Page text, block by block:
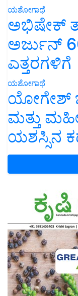
ಯಶೋಗಾಥೆ
ಅಭಿಷೇಕ್
ಅರ್ಜುನ್
ಎತ್ತರಗಳಿಗೆ
ಯಶೋಗಾಥೆ
ಯೋಗೇಶ್
ಮತ್ತು
ಯಶಸ್ಸಿನ